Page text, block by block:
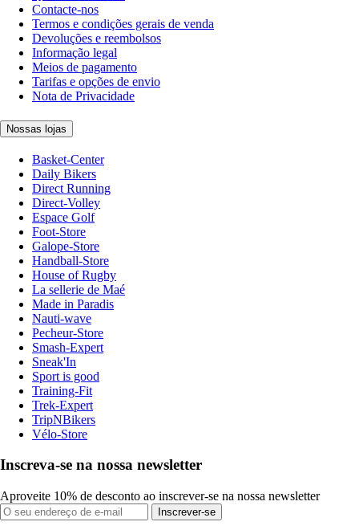
Contacte-nos
Termos e condições gerais de venda
Devoluções e reembolsos
Informação legal
Meios de pagamento
Tarifas e opções de envio
Nota de Privacidade
Nossas lojas
Basket-Center
Daily Bikers
Direct Running
Direct-Volley
Espace Golf
Foot-Store
Galope-Store
Handball-Store
House of Rugby
La sellerie de Maé
Made in Paradis
Nauti-wave
Pecheur-Store
Smash-Expert
Sneak'In
Sport is good
Training-Fit
Trek-Expert
TripNBikers
Vélo-Store
Inscreva-se na nossa newsletter
Aproveite 10% de desconto ao inscrever-se na nossa newsletter
Inscrever-se